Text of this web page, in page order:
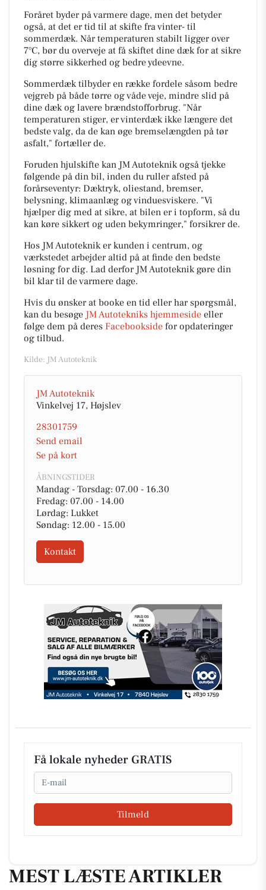
Foråret byder på varmere dage, men det betyder
også, at det er tid til at skifte fra vinter- til
sommerdæk. Når temperaturen stabilt ligger over
7°C, bør du overveje at få skiftet dine dæk for at sikre
dig større sikkerhed og bedre ydeevne.
Sommerdæk tilbyder en række fordele såsom bedre
vejgreb på både tørre og våde veje, mindre slid på
dine dæk og lavere brændstofforbrug. "Når
temperaturen stiger, er vinterdæk ikke længere det
bedste valg, da de kan øge bremselængden på tør
asfalt," fortæller de.
Foruden hjulskifte kan JM Autoteknik også tjekke
følgende på din bil, inden du ruller afsted på
forårseventyr: Dæktryk, oliestand, bremser,
belysning, klimaanlæg og vinduesviskere. "Vi
hjælper dig med at sikre, at bilen er i topform, så du
kan køre sikkert og uden bekymringer," forsikrer de.
Hos JM Autoteknik er kunden i centrum, og
værkstedet arbejder altid på at finde den bedste
løsning for dig. Lad derfor JM Autoteknik gøre din
bil klar til de varmere dage.
Hvis du ønsker at booke en tid eller har spørgsmål,
kan du besøge JM Autotekniks hjemmeside eller
følge dem på deres Facebookside for opdateringer
og tilbud.
Kilde: JM Autoteknik
JM Autoteknik
Vinkelvej 17, Højslev
28301759
Send email
Se på kort
ÅBNINGSTIDER
Mandag - Torsdag: 07.00 - 16.30
Fredag: 07.00 - 14.00
Lørdag: Lukket
Søndag: 12.00 - 15.00
Kontakt
Få lokale nyheder GRATIS
Email
Tilmeld
MEST LÆSTE ARTIKLER